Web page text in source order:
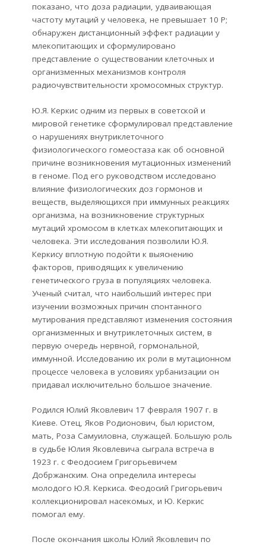
показано, что доза радиации, удваивающая
частоту мутаций у человека, не превышает 10 Р;
обнаружен дистанционный эффект радиации у
млекопитающих и сформулировано
представление о существовании клеточных и
организменных механизмов контроля
радиочувствительности хромосомных структур.
Ю.Я. Керкис одним из первых в советской и
мировой генетике сформулировал представление
о нарушениях внутриклеточного
физиологического гомеостаза как об основной
причине возникновения мутационных изменений
в геноме. Под его руководством исследовано
влияние физиологических доз гормонов и
веществ, выделяющихся при иммунных реакциях
организма, на возникновение структурных
мутаций хромосом в клетках млекопитающих и
человека. Эти исследования позволили Ю.Я.
Керкису вплотную подойти к выяснению
факторов, приводящих к увеличению
генетического груза в популяциях человека.
Ученый считал, что наибольший интерес при
изучении возможных причин спонтанного
мутирования представляют изменения состояния
организменных и внутриклеточных систем, в
первую очередь нервной, гормональной,
иммунной. Исследованию их роли в мутационном
процессе человека в условиях урбанизации он
придавал исключительно большое значение.
Родился Юлий Яковлевич 17 февраля 1907 г. в
Киеве. Отец, Яков Родионович, был юристом,
мать, Роза Самуиловна, служащей. Большую роль
в судьбе Юлия Яковлевича сыграла встреча в
1923 г. с Феодосием Григорьевичем
Добржанским. Она определила интересы
молодого Ю.Я. Керкиса. Феодосий Григорьевич
коллекционировал насекомых, и Ю. Керкис
помогал ему.
После окончания школы Юлий Яковлевич по